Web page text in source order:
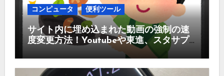
コンピュータ 便利ツール
サイト内に埋め込まれた動画の強制の速
度変更方法！Youtubeや東進、スタサプ